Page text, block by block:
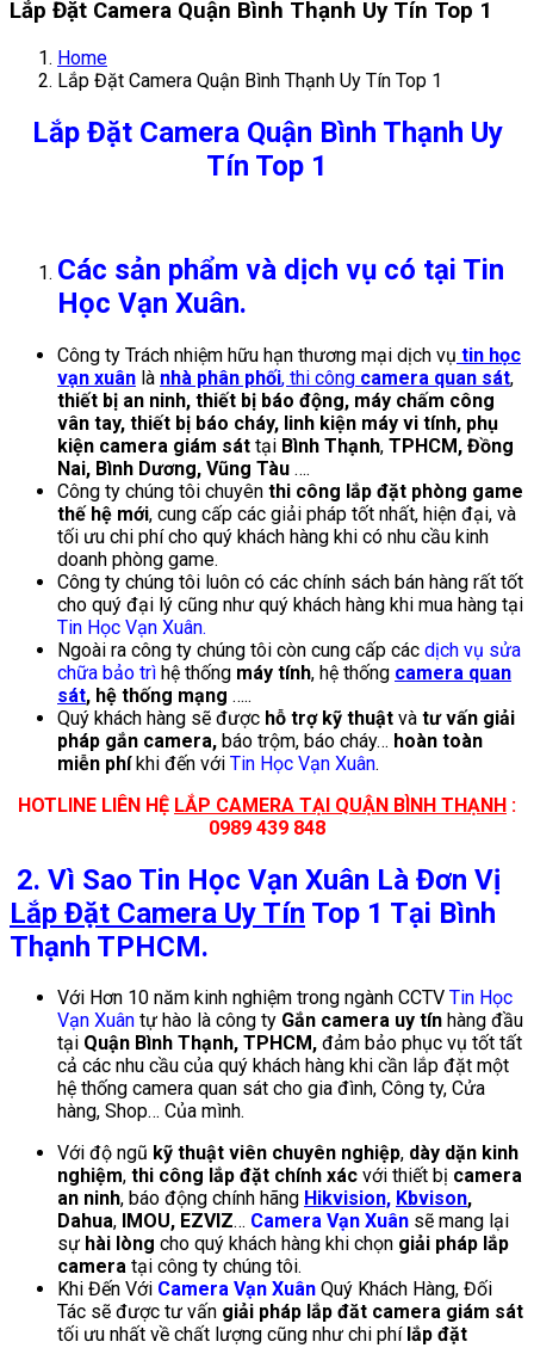
Lắp Đặt Camera Quận Bình Thạnh Uy Tín Top 1
Home
Lắp Đặt Camera Quận Bình Thạnh Uy Tín Top 1
Lắp Đặt Camera Quận Bình Thạnh Uy
Tín Top 1
Các sản phẩm và dịch vụ có tại Tin
Học Vạn Xuân.
Công ty Trách nhiệm hữu hạn thương mại dịch vụ tin học
vạn xuân là nhà phân phối, thi công camera quan sát,
thiết bị an ninh, thiết bị báo động, máy chấm công
vân tay, thiết bị báo cháy, linh kiện máy vi tính, phụ
kiện camera giám sát tại Bình Thạnh, TPHCM, Đồng
Nai, Bình Dương, Vũng Tàu ….
Công ty chúng tôi chuyên thi công lắp đặt phòng game
thế hệ mới, cung cấp các giải pháp tốt nhất, hiện đại, và
tối ưu chi phí cho quý khách hàng khi có nhu cầu kinh
doanh phòng game.
Công ty chúng tôi luôn có các chính sách bán hàng rất tốt
cho quý đại lý cũng như quý khách hàng khi mua hàng tại
Tin Học Vạn Xuân.
Ngoài ra công ty chúng tôi còn cung cấp các dịch vụ sửa
chữa bảo trì hệ thống máy tính, hệ thống camera quan
sát, hệ thống mạng …..
Quý khách hàng sẽ được hỗ trợ kỹ thuật và tư vấn giải
pháp gắn camera, báo trộm, báo cháy… hoàn toàn
miễn phíkhi đến với Tin Học Vạn Xuân.
HOTLINE LIÊN HỆ LẮP CAMERA TẠI QUẬN BÌNH THẠNH :
0989 439 848
2. Vì Sao Tin Học Vạn Xuân Là Đơn Vị
Lắp Đặt Camera Uy Tín Top 1 Tại Bình
Thạnh TPHCM.
Với Hơn 10 năm kinh nghiệm trong ngành CCTV Tin Học
Vạn Xuân tự hào là công ty Gắn camera uy tín hàng đầu
tại Quận Bình Thạnh, TPHCM, đảm bảo phục vụ tốt tất
cả các nhu cầu của quý khách hàng khi cần lắp đặt một
hệ thống camera quan sát cho gia đình, Công ty, Cửa
hàng, Shop… Của mình.
Với độ ngũ kỹ thuật viên chuyên nghiệp, dày dặn kinh
nghiệm, thi công lắp đặt chính xác với thiết bị camera
an ninh, báo động chính hãng Hikvision, Kbvison,
Dahua, IMOU, EZVIZ… Camera Vạn Xuân sẽ mang lại
sự hài lòng cho quý khách hàng khi chọn giải pháp lắp
camera tại công ty chúng tôi.
Khi Đến Với Camera Vạn Xuân Quý Khách Hàng, Đối
Tác sẽ được tư vấn giải pháp lắp đăt camera giám sát
tối ưu nhất về chất lượng cũng như chi phí lắp đặt